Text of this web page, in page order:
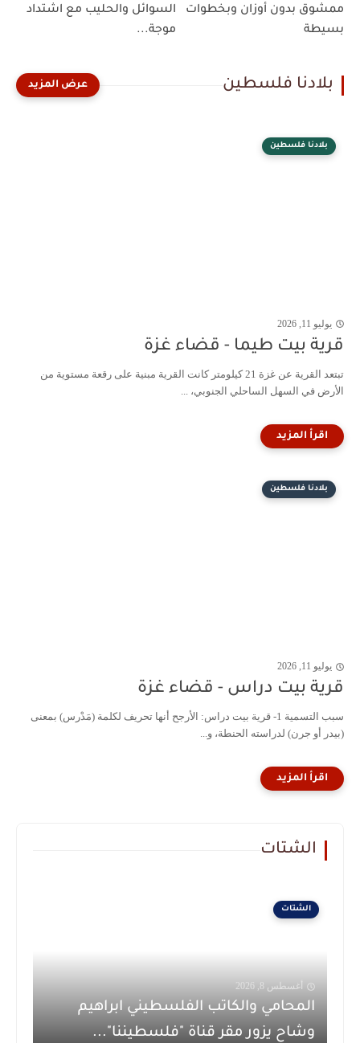
ممشوق بدون أوزان وبخطوات
بسيطة
السوائل والحليب مع اشتداد
موجة...
بلادنا فلسطين
بلادنا فلسطين
يوليو 11, 2026
قرية بيت طيما - قضاء غزة
تبتعد القرية عن غزة 21 كيلومتر كانت القرية مبنية على رقعة مستوية من
الأرض في السهل الساحلي الجنوبي، ...
بلادنا فلسطين
يوليو 11, 2026
قرية بيت دراس - قضاء غزة
سبب التسمية 1- قرية بيت دراس: الأرجح أنها تحريف لكلمة (مَدْرس) بمعنى
(بيدر أو جرن) لدراسته الحنطة، و...
الشتات
الشتات
أغسطس 8, 2026
المحامي والكاتب الفلسطيني ابراهيم
وشاح يزور مقر قناة "فلسطيننا"...